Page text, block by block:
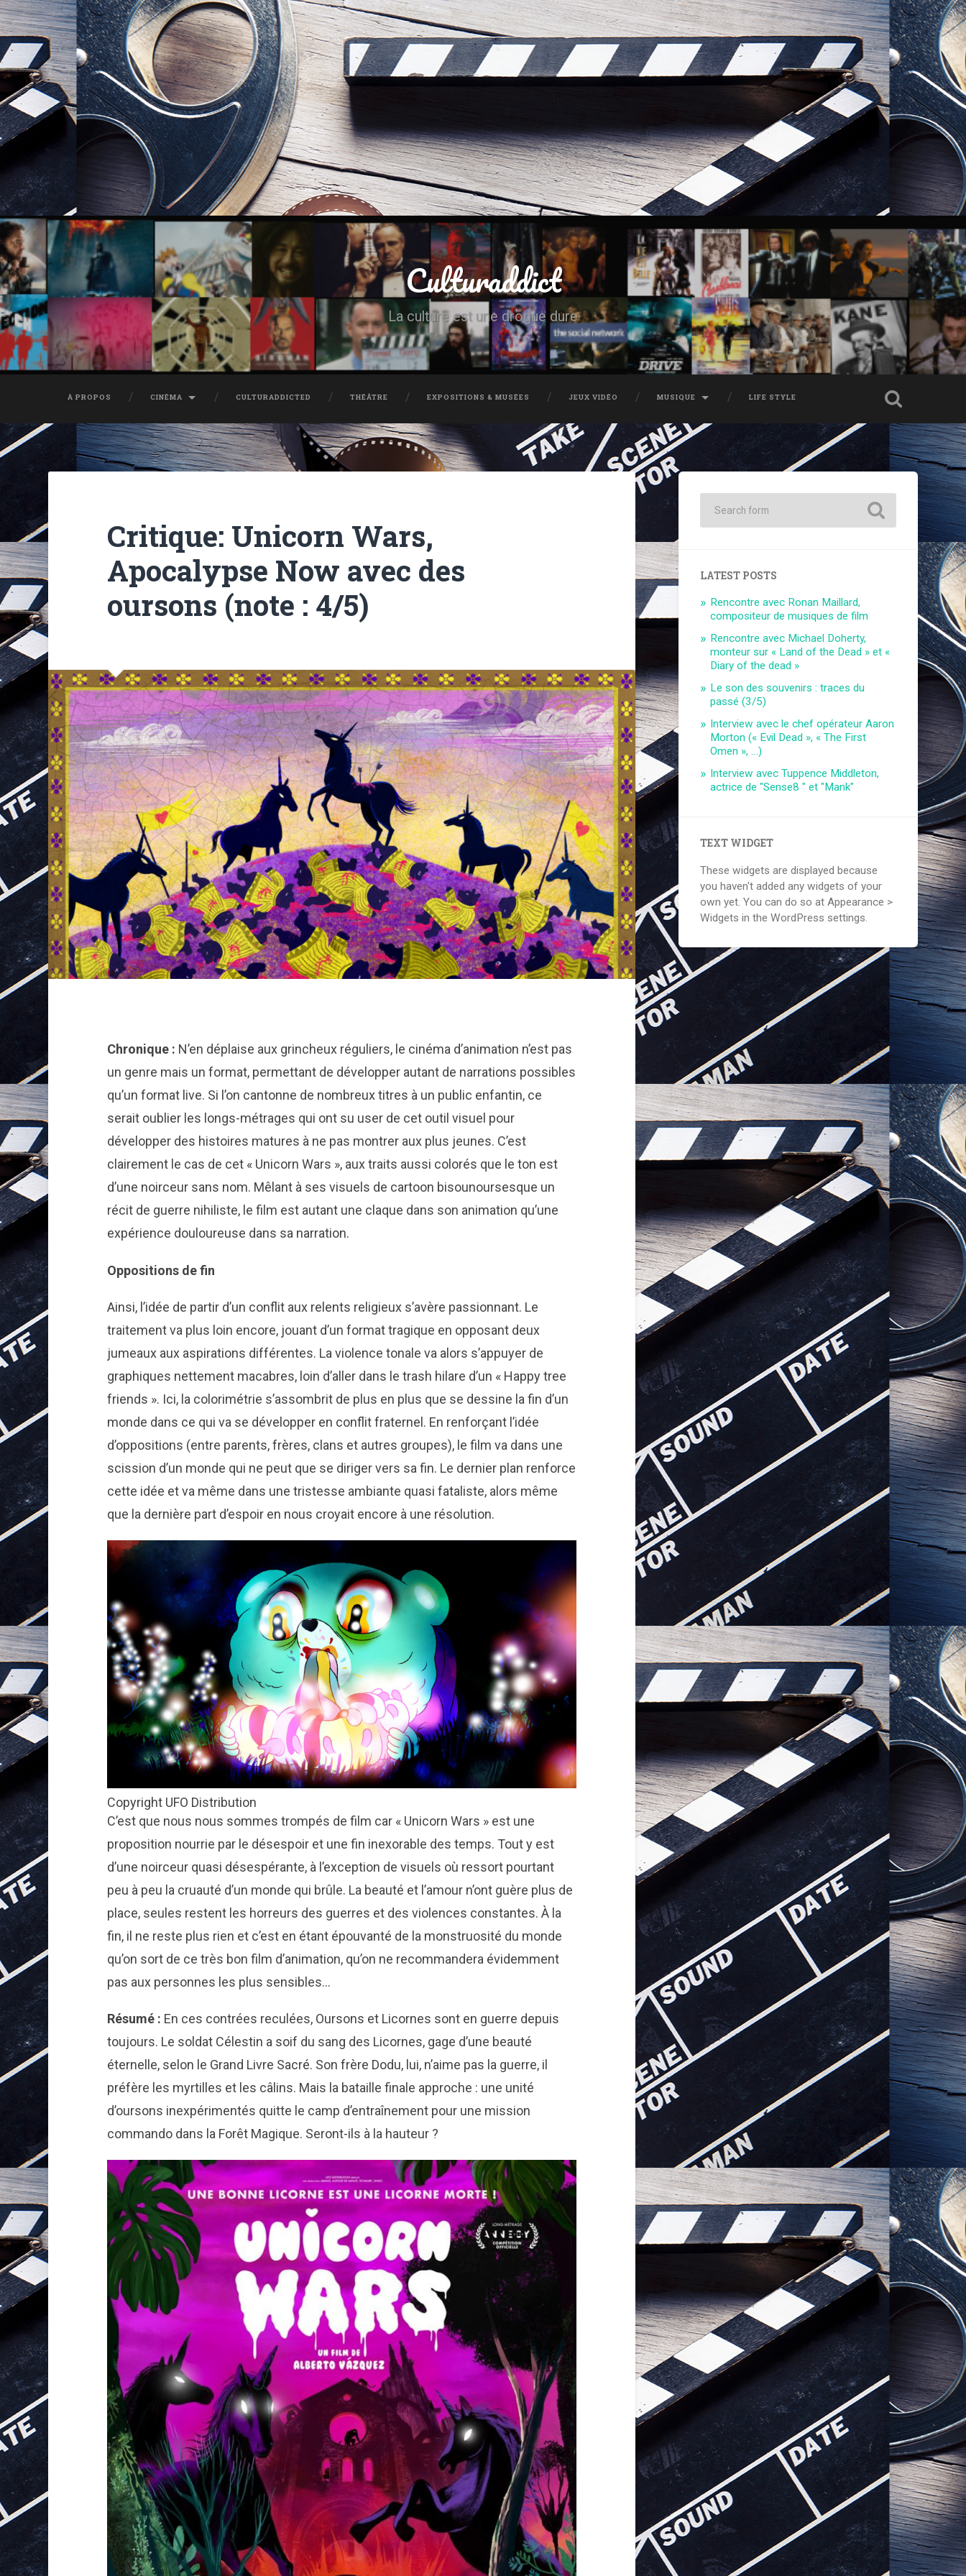
Culturaddict
La culture est une drogue dure
À PROPOS CINÉMA CULTURADDICTED THÉÂTRE EXPOSITIONS & MUSÉES JEUX VIDÉO MUSIQUE LIFE STYLE
Critique: Unicorn Wars,
Apocalypse Now avec des
oursons (note : 4/5)
Chronique : N’en déplaise aux grincheux réguliers, le cinéma d’animation n’est pas
un genre mais un format, permettant de développer autant de narrations possibles
qu’un format live. Si l’on cantonne de nombreux titres à un public enfantin, ce
serait oublier les longs-métrages qui ont su user de cet outil visuel pour
développer des histoires matures à ne pas montrer aux plus jeunes. C’est
clairement le cas de cet « Unicorn Wars », aux traits aussi colorés que le ton est
d’une noirceur sans nom. Mêlant à ses visuels de cartoon bisounoursesque un
récit de guerre nihiliste, le film est autant une claque dans son animation qu’une
expérience douloureuse dans sa narration.
Oppositions de fin
Ainsi, l’idée de partir d’un conflit aux relents religieux s’avère passionnant. Le
traitement va plus loin encore, jouant d’un format tragique en opposant deux
jumeaux aux aspirations différentes. La violence tonale va alors s’appuyer de
graphiques nettement macabres, loin d’aller dans le trash hilare d’un « Happy tree
friends ». Ici, la colorimétrie s’assombrit de plus en plus que se dessine la fin d’un
monde dans ce qui va se développer en conflit fraternel. En renforçant l’idée
d’oppositions (entre parents, frères, clans et autres groupes), le film va dans une
scission d’un monde qui ne peut que se diriger vers sa fin. Le dernier plan renforce
cette idée et va même dans une tristesse ambiante quasi fataliste, alors même
que la dernière part d’espoir en nous croyait encore à une résolution.
Copyright UFO Distribution
C’est que nous nous sommes trompés de film car « Unicorn Wars » est une
proposition nourrie par le désespoir et une fin inexorable des temps. Tout y est
d’une noirceur quasi désespérante, à l’exception de visuels où ressort pourtant
peu à peu la cruauté d’un monde qui brûle. La beauté et l’amour n’ont guère plus de
place, seules restent les horreurs des guerres et des violences constantes. À la
fin, il ne reste plus rien et c’est en étant épouvanté de la monstruosité du monde
qu’on sort de ce très bon film d’animation, qu’on ne recommandera évidemment
pas aux personnes les plus sensibles…
Résumé : En ces contrées reculées, Oursons et Licornes sont en guerre depuis
toujours. Le soldat Célestin a soif du sang des Licornes, gage d’une beauté
éternelle, selon le Grand Livre Sacré. Son frère Dodu, lui, n’aime pas la guerre, il
préfère les myrtilles et les câlins. Mais la bataille finale approche : une unité
d’oursons inexpérimentés quitte le camp d’entraînement pour une mission
commando dans la Forêt Magique. Seront-ils à la hauteur ?
LATEST POSTS
Rencontre avec Ronan Maillard,
compositeur de musiques de film
Rencontre avec Michael Doherty,
monteur sur « Land of the Dead » et «
Diary of the dead »
Le son des souvenirs : traces du
passé (3/5)
Interview avec le chef opérateur Aaron
Morton (« Evil Dead », « The First
Omen », …)
Interview avec Tuppence Middleton,
actrice de "Sense8 " et "Mank"
TEXT WIDGET
These widgets are displayed because
you haven't added any widgets of your
own yet. You can do so at Appearance >
Widgets in the WordPress settings.